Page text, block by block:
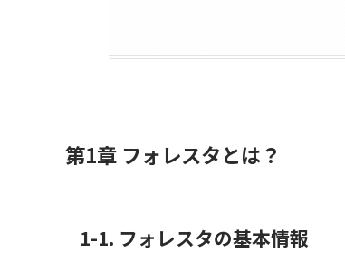
第1章 フォレスタとは？
1-1. フォレスタの基本情報